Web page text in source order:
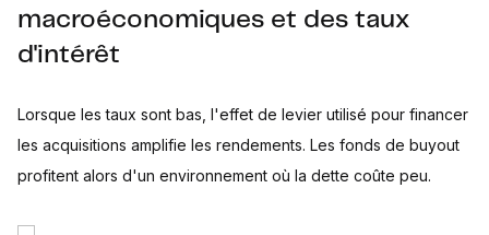
macroéconomiques et des taux
d'intérêt
Lorsque les taux sont bas, l'effet de levier utilisé pour financer
les acquisitions amplifie les rendements. Les fonds de buyout
profitent alors d'un environnement où la dette coûte peu.